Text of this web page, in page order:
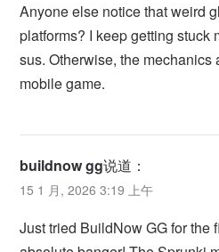
Anyone else notice that weird
platforms? I keep getting stuck
sus. Otherwise, the mechanics
mobile game.
buildnow gg说道：
15 1 月, 2026 3:19 上午
Just tried BuildNow GG for the